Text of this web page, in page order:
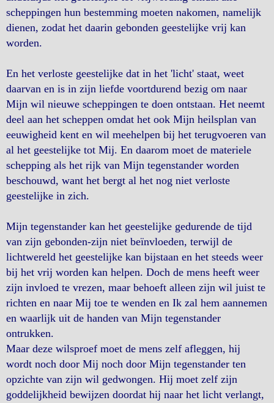
scheppingen hun bestemming moeten nakomen, namelijk
dienen, zodat het daarin gebonden geestelijke vrij kan
worden.
En het verloste geestelijke dat in het 'licht' staat, weet
daarvan en is in zijn liefde voortdurend bezig om naar
Mijn wil nieuwe scheppingen te doen ontstaan. Het neemt
deel aan het scheppen omdat het ook Mijn heilsplan van
eeuwigheid kent en wil meehelpen bij het terugvoeren van
al het geestelijke tot Mij. En daarom moet de materiele
schepping als het rijk van Mijn tegenstander worden
beschouwd, want het bergt al het nog niet verloste
geestelijke in zich.
Mijn tegenstander kan het geestelijke gedurende de tijd
van zijn gebonden-zijn niet beïnvloeden, terwijl de
lichtwereld het geestelijke kan bijstaan en het steeds weer
bij het vrij worden kan helpen. Doch de mens heeft weer
zijn invloed te vrezen, maar behoeft alleen zijn wil juist te
richten en naar Mij toe te wenden en Ik zal hem aannemen
en waarlijk uit de handen van Mijn tegenstander
ontrukken.
Maar deze wilsproef moet de mens zelf afleggen, hij
wordt noch door Mij noch door Mijn tegenstander ten
opzichte van zijn wil gedwongen. Hij moet zelf zijn
goddelijkheid bewijzen doordat hij naar het licht verlangt,